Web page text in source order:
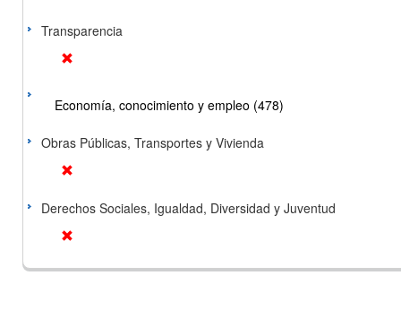
Transparencia
Economía, conocimiento y empleo (478)
Obras Públicas, Transportes y Vivienda
Derechos Sociales, Igualdad, Diversidad y Juventud